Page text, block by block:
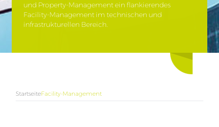
und Property-Management ein flankierendes
Facility-Management im technischen und
infrastrukturellen Bereich.
StartseiteFacility-Management